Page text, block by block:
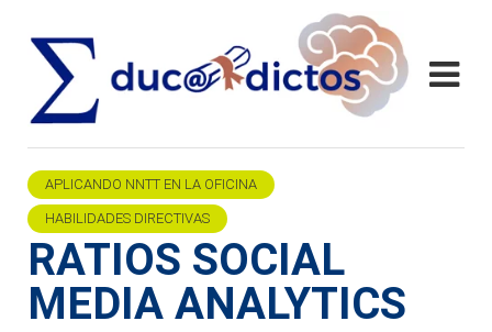
APLICANDO NNTT EN LA OFICINA
HABILIDADES DIRECTIVAS
RATIOS SOCIAL
MEDIA ANALYTICS